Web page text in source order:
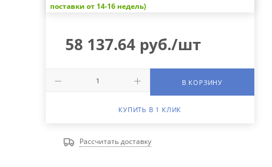
поставки от 14-16 недель)
58 137.64руб./шт
В КОРЗИНУ
КУПИТЬ В 1 КЛИК
Рассчитать доставку